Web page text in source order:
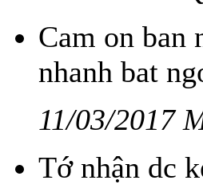
Cam on ban
nhanh bat
11/03/2017
Tớ nhận dc